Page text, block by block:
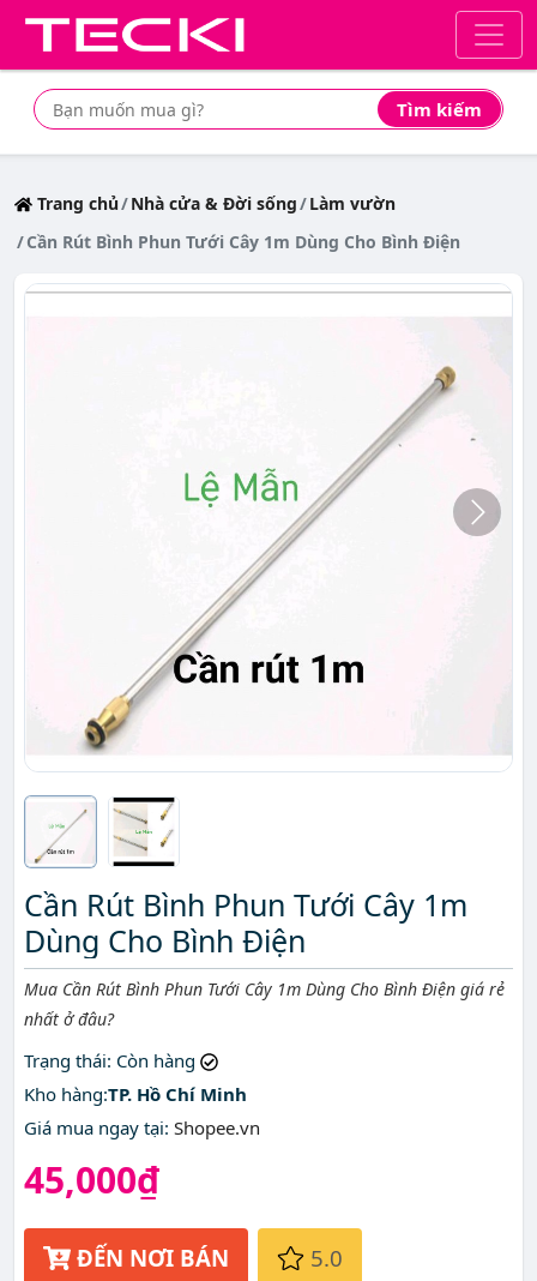
Tìm kiếm
Tìm mua sản phẩm giá rẻ nhất
Trang chủ Nhà cửa & Đời sống
Làm vườn
Cần Rút Bình Phun Tưới Cây 1m Dùng Cho Bình Điện
Cần Rút Bình Phun Tưới Cây 1m
Dùng Cho Bình Điện
Mô tả ngắn
Mua Cần Rút Bình Phun Tưới Cây 1m Dùng Cho Bình Điện giá rẻ
nhất ở đâu?
Trạng thái: Còn hàng
Kho hàng:TP. Hồ Chí Minh
Giá mua ngay tại: Shopee.vn
45,000₫
ĐẾN NƠI BÁN 5.0